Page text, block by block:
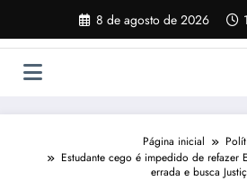
o
8 de agosto de 2026
Página inicial
Estudante cego é impedido de refazer
errada e busca